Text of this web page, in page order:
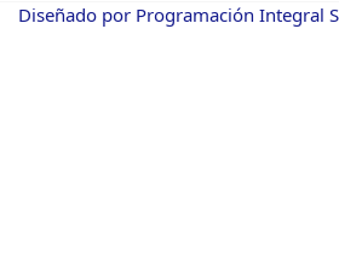
Diseñado por Programación Integral